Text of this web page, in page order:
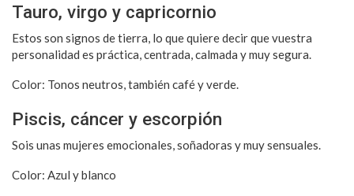
Tauro, virgo y capricornio
Estos son signos de tierra, lo que quiere decir que vuestra
personalidad es práctica, centrada, calmada y muy segura.
Color: Tonos neutros, también café y verde.
Piscis, cáncer y escorpión
Sois unas mujeres emocionales, soñadoras y muy sensuales.
Color: Azul y blanco